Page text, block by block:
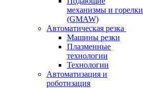
механизмы и горелки
(GMAW)
Автоматическая резка
Машины резки
Плазменные
технологии
Технологии
Автоматизация и
роботизация